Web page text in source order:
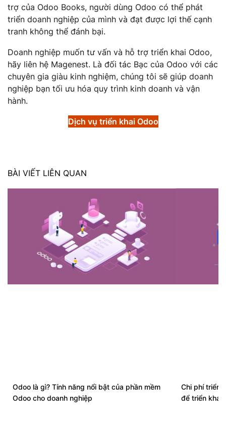
trợ của Odoo Books, người dùng Odoo có thể phát
triển doanh nghiệp của mình và đạt được lợi thế cạnh
tranh không thể đánh bại.
Doanh nghiệp muốn tư vấn và hỗ trợ triển khai Odoo,
hãy liên hệ Magenest. Là đối tác Bạc của Odoo với các
chuyên gia giàu kinh nghiệm, chúng tôi sẽ giúp doanh
nghiệp bạn tối ưu hóa quy trình kinh doanh và vận
hành.
Dịch vụ triển khai Odoo
BÀI VIẾT LIÊN QUAN
Odoo là gì? Tính năng nổi bật của phần mềm
Odoo cho doanh nghiệp
Chi phí triển
để triển khai